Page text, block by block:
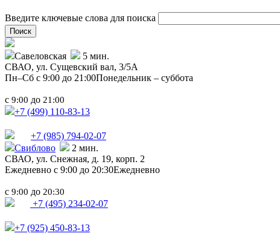
Введите ключевые слова для поиска
Савеловская
5 мин.
СВАО, ул. Сущевский вал, 3/5А
Пн–Сб с 9:00 до 21:00Понедельник – суббота
с 9:00 до 21:00
+7 (499) 110-83-13
+7 (985) 794-02-07
Свиблово
2 мин.
СВАО, ул. Снежная, д. 19, корп. 2
Ежедневно с 9:00 до 20:30Ежедневно
с 9:00 до 20:30
+7 (495) 234-02-07
+7 (925) 450-83-13